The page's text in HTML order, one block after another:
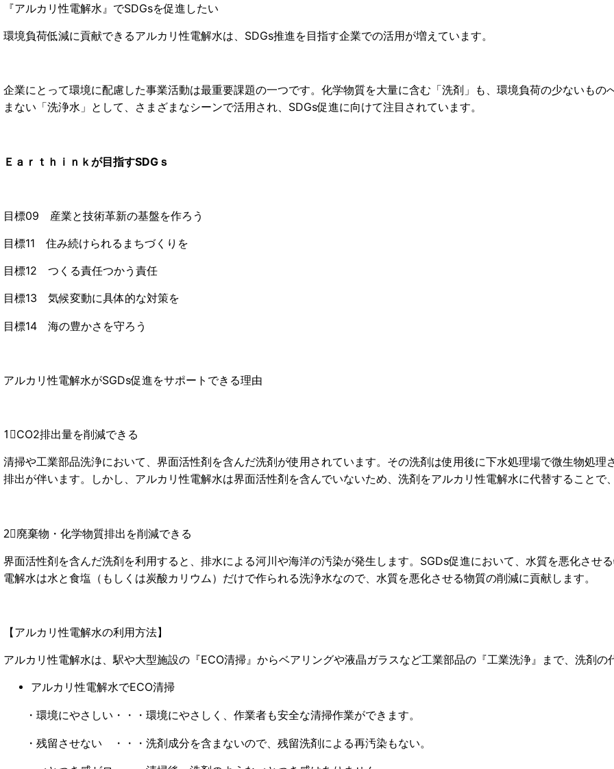
『アルカリ性電解水』でSDGsを促進したい
環境負荷低減に貢献できるアルカリ性電解水は、SDGs推進を目指す企業での活用が増えています。
企業にとって環境に配慮した事業活動は最重要課題の一つです。化学物質を大量に含む「洗剤」も、環境負荷の少ないも
まない「洗浄水」として、さまざまなシーンで活用され、SDGs促進に向けて注目されています。
Ｅａｒｔｈｉｎｋが目指すSDGｓ
目標09 産業と技術革新の基盤を作ろう
目標11 住み続けられるまちづくりを
目標12 つくる責任つかう責任
目標13 気候変動に具体的な対策を
目標14 海の豊かさを守ろう
アルカリ性電解水がSGDs促進をサポートできる理由
1⃣CO2排出量を削減できる
清掃や工業部品洗浄において、界面活性剤を含んだ洗剤が使用されています。その洗剤は使用後に下水処理場で微生物処
排出が伴います。しかし、アルカリ性電解水は界面活性剤を含んでいないため、洗剤をアルカリ性電解水に代替すること
2⃣廃棄物・化学物質排出を削減できる
界面活性剤を含んだ洗剤を利用すると、排水による河川や海洋の汚染が発生します。SGDs促進において、水質を悪化させ
電解水は水と食塩（もしくは炭酸カリウム）だけで作られる洗浄水なので、水質を悪化させる物質の削減に貢献します。
【アルカリ性電解水の利用方法】
アルカリ性電解水は、駅や大型施設の『ECO清掃』からベアリングや液晶ガラスなど工業部品の『工業洗浄』まで、洗剤
アルカリ性電解水でECO清掃
・環境にやさしい・・・環境にやさしく、作業者も安全な清掃作業ができます。
・残留させない ・・・洗剤成分を含まないので、残留洗剤による再汚染もない。